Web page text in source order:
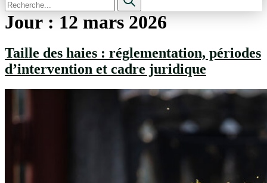
Jour :12 mars 2026
Taille des haies : réglementation, périodes
d’intervention et cadre juridique